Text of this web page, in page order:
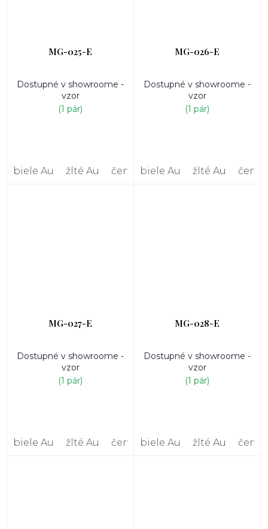
MG-025-E
Dostupné v showroome -
vzor
(1 pár)
biele Au žlté Au červené Au
MG-026-E
Dostupné v showroome -
vzor
(1 pár)
biele Au žlté Au
MG-027-E
Dostupné v showroome -
vzor
(1 pár)
biele Au žlté Au červené Au
MG-028-E
Dostupné v showroome -
vzor
(1 pár)
biele Au žlté Au